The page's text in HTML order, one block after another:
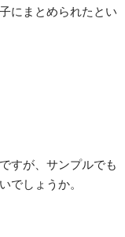
にまとめられたとい
すが、サンプルでも
でしょうか。